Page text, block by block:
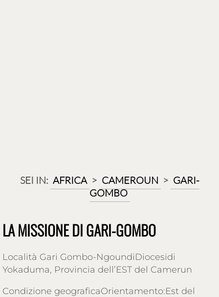
SEI IN: AFRICA > CAMEROUN > GARI-
GOMBO
LA MISSIONE DI GARI-GOMBO
Località Gari Gombo-NgoundiDiocesidi
Yokaduma, Provincia dell’EST del Camerun
Condizione geograficaOrientamento:Est del